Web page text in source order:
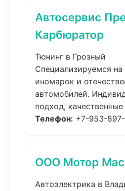
Автосервис
Карбюратор
Тюнинг в Грозный
Специализируемся на
иномарок и
автомобилей.
подход,
Телефон: +7-953-
ООО Мотор
Автоэлектрика в